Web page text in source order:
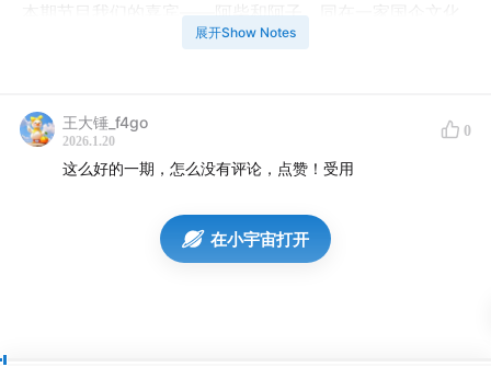
本期节目我们的嘉宾——阿柴和阿子，同在一家国企文化
单位工作。上班8年和6年，明明是同事，却成了彼此在生
探讨体制内人际关系的独特生态——
・二代现象普遍，相互会更熟悉，自带人际优势？
展开Show Notes
王大锤_f4go
2026.1.20
0
这么好的一期，怎么没有评论，点赞！受用
在小宇宙打开